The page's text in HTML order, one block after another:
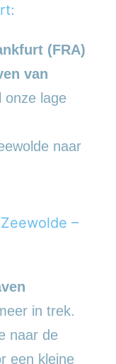
(FRA)
van
onze lage
naar
–
in trek.
naar de
een kleine